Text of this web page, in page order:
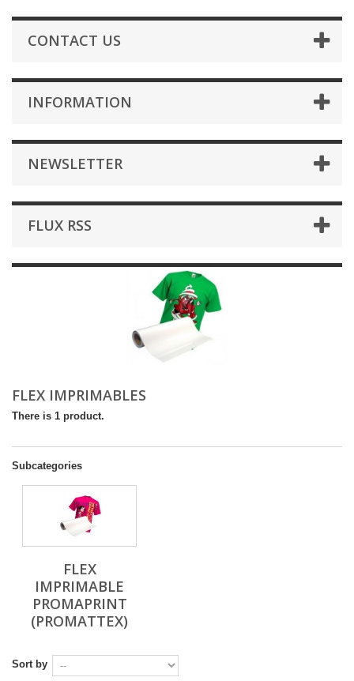
CONTACT US
INFORMATION
NEWSLETTER
FLUX RSS
FLEX IMPRIMABLES
There is 1 product.
Subcategories
FLEX
IMPRIMABLE
PROMAPRINT
(PROMATTEX)
Sort by